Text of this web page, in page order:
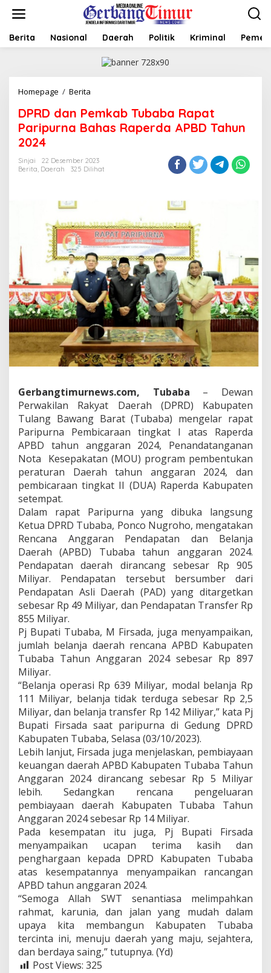
t
Berita Nasional Daerah Politik Kriminal
Homepage / Berita
R
D
d
n
P
b
T
u
b
a
b
a
R
a
t
P
a
p
u
r
n
B
a
h
a
s
R
a
p
e
a
A
P
B
a
h
2
0
2
4
DPRD dan Pemkab Tubaba Rapat
Paripurna Bahas Raperda APBD Tahun
2024
Sinjai
22 Desember 2023
Berita, Daerah 325 Dilihat
Gerbangtimurnews.com, Tubaba – Dewan
Perwakilan Rakyat Daerah (DPRD) Kabupaten
Tulang Bawang Barat (Tubaba) mengelar rapat
Paripurna Pembicaraan tingkat I atas Raperda
APBD tahun anggaran 2024, Penandatanganan
Nota Kesepakatan (MOU) program pembentukan
peraturan Daerah tahun anggaran 2024, dan
pembicaraan tingkat II (DUA) Raperda Kabupaten
setempat.
Dalam rapat Paripurna yang dibuka langsung
Ketua DPRD Tubaba, Ponco Nugroho, mengatakan
Rencana Anggaran Pendapatan dan Belanja
Daerah (APBD) Tubaba tahun anggaran 2024.
Pendapatan daerah dirancang sebesar Rp 905
Miliyar. Pendapatan tersebut bersumber dari
Pendapatan Asli Daerah (PAD) yang ditargetkan
sebesar Rp 49 Miliyar, dan Pendapatan Transfer Rp
855 Miliyar.
Pj Bupati Tubaba, M Firsada, juga menyampaikan,
jumlah belanja daerah rencana APBD Kabupaten
Tubaba Tahun Anggaran 2024 sebesar Rp 897
Miliyar.
“Belanja operasi Rp 639 Miliyar, modal belanja Rp
111 Miliyar, belanja tidak terduga sebesar Rp 2,5
Miliyar, dan belanja transfer Rp 142 Miliyar,” kata Pj
Bupati Firsada saat paripurna di Gedung DPRD
Kabupaten Tubaba, Selasa (03/10/2023).
Lebih lanjut, Firsada juga menjelaskan, pembiayaan
keuangan daerah APBD Kabupaten Tubaba Tahun
Anggaran 2024 dirancang sebesar Rp 5 Miliyar
lebih. Sedangkan rencana pengeluaran
pembiayaan daerah Kabupaten Tubaba Tahun
Anggaran 2024 sebesar Rp 14 Miliyar.
Pada kesempatan itu juga, Pj Bupati Firsada
menyampaikan ucapan terima kasih dan
penghargaan kepada DPRD Kabupaten Tubaba
atas kesempatannya menyampaikan rancangan
APBD tahun anggaran 2024.
“Semoga Allah SWT senantiasa melimpahkan
rahmat, karunia, dan jalan yang mudah dalam
upaya kita membangun Kabupaten Tubaba
tercinta ini, menuju daerah yang maju, sejahtera,
dan berdaya saing,” tutupnya. (Yd)
Post Views: 325